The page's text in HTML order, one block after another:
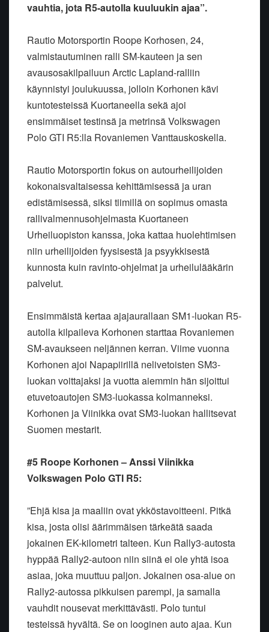
vauhtia, jota R5-autolla kuuluukin ajaa”.
Rautio Motorsportin Roope Korhosen, 24,
valmistautuminen ralli SM-kauteen ja sen
avausosakilpailuun Arctic Lapland-ralliin
käynnistyi joulukuussa, jolloin Korhonen kävi
kuntotesteissä Kuortaneella sekä ajoi
ensimmäiset testinsä ja metrinsä Volkswagen
Polo GTI R5:lla Rovaniemen Vanttauskoskella.
Rautio Motorsportin fokus on autourheilijoiden
kokonaisvaltaisessa kehittämisessä ja uran
edistämisessä, siksi tiimillä on sopimus omasta
rallivalmennusohjelmasta Kuortaneen
Urheiluopiston kanssa, joka kattaa huolehtimisen
niin urheilijoiden fyysisestä ja psyykkisestä
kunnosta kuin ravinto-ohjelmat ja urheilulääkärin
palvelut.
Ensimmäistä kertaa ajajaurallaan SM1-luokan R5-
autolla kilpaileva Korhonen starttaa Rovaniemen
SM-avaukseen neljännen kerran. Viime vuonna
Korhonen ajoi Napapiirillä nelivetoisten SM3-
luokan voittajaksi ja vuotta aiemmin hän sijoittui
etuvetoautojen SM3-luokassa kolmanneksi.
Korhonen ja Viinikka ovat SM3-luokan hallitsevat
Suomen mestarit.
#5 Roope Korhonen – Anssi Viinikka
Volkswagen Polo GTI R5:
”Ehjä kisa ja maaliin ovat ykköstavoitteeni. Pitkä
kisa, josta olisi äärimmäisen tärkeätä saada
jokainen EK-kilometri talteen. Kun Rally3-autosta
hyppää Rally2-autoon niin siinä ei ole yhtä isoa
asiaa, joka muuttuu paljon. Jokainen osa-alue on
Rally2-autossa pikkuisen parempi, ja samalla
vauhdit nousevat merkittävästi. Polo tuntui
testeissä hyvältä. Se on looginen auto ajaa. Kun